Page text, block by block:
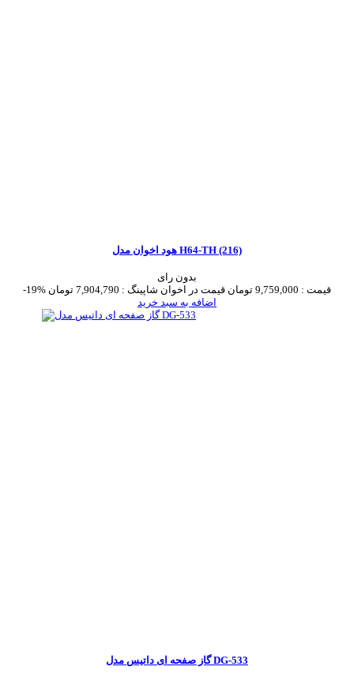
هود اخوان مدل H64-TH (216)
بدون رای
-19%
قیمت : 9,759,000 تومان قیمت در اخوان شاپینگ : 7,904,790 تومان
اضافه به سبد خرید
گاز صفحه ای داتیس مدل DG-533